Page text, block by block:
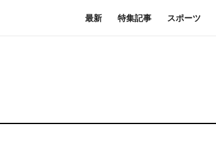
最新 特集記事 スポーツ